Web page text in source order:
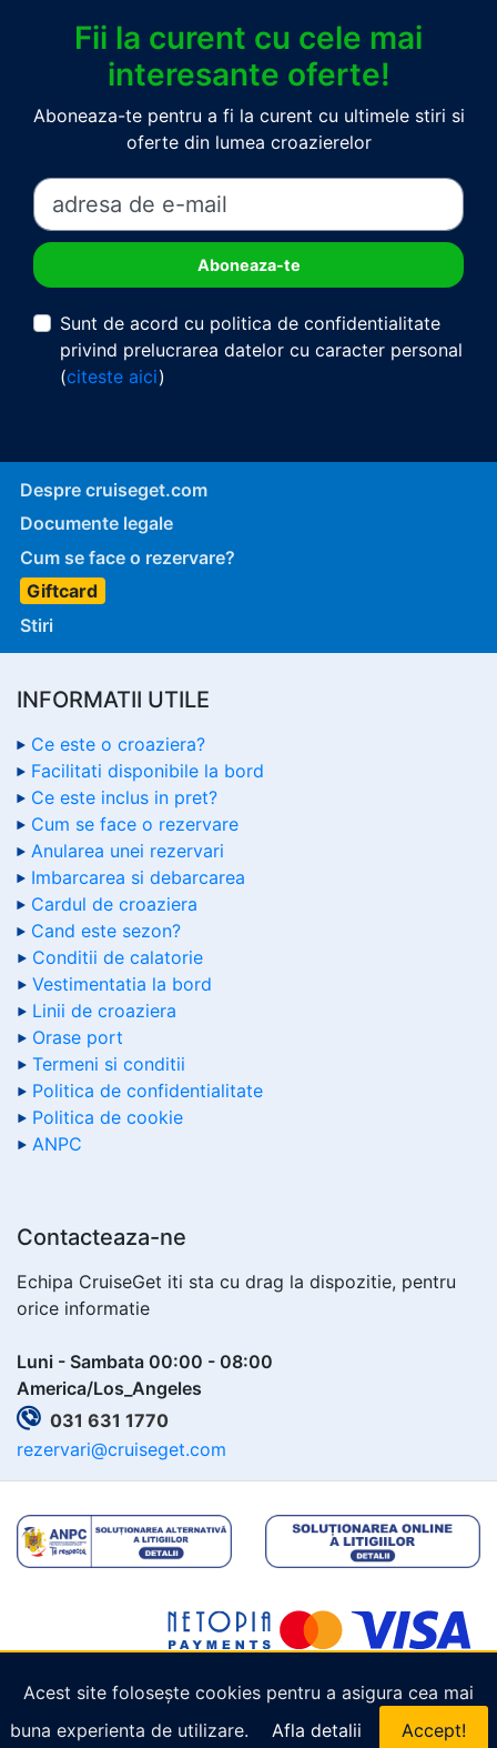
Acest site folosește cookies pentru a asigura cea mai
buna experienta de utilizare.
Afla detalii Accept!
Fii la curent cu cele mai
interesante oferte!
Aboneaza-te pentru a fi la curent cu ultimele stiri si
oferte din lumea croazierelor
Sunt de acord cu politica de confidentialitate
privind prelucrarea datelor cu caracter personal
(citeste aici)
Despre cruiseget.com
Documente legale
Cum se face o rezervare?
Giftcard
Stiri
INFORMATII UTILE
Ce este o croaziera?
Facilitati disponibile la bord
Ce este inclus in pret?
Cum se face o rezervare
Anularea unei rezervari
Imbarcarea si debarcarea
Cardul de croaziera
Cand este sezon?
Conditii de calatorie
Vestimentatia la bord
Linii de croaziera
Orase port
Termeni si conditii
Politica de confidentialitate
Politica de cookie
ANPC
Contacteaza-ne
Echipa CruiseGet iti sta cu drag la dispozitie, pentru
orice informatie
Luni - Sambata 00:00 - 08:00
America/Los_Angeles
031 631 1770
rezervari@cruiseget.com
Copyright © 2026 Cruiseget.com . Toate drepturile
rezervate.